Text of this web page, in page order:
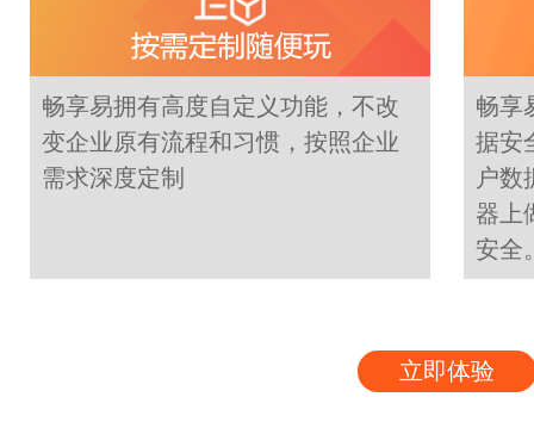
畅享易拥有高度自定义功能，不改
变企业原有流程和习惯，按照企业
需求深度定制
畅享
据安
户数
器上
安全
立即体验